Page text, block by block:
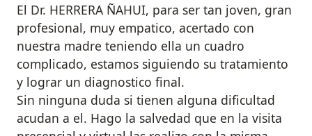
El Dr. HERRERA ÑAHUI, para ser tan joven, gran
profesional, muy empatico, acertado con
nuestra madre teniendo ella un cuadro
complicado, estamos siguiendo su tratamiento
y lograr un diagnostico final.
Sin ninguna duda si tienen alguna dificultad
acudan a el. Hago la salvedad que en la visita